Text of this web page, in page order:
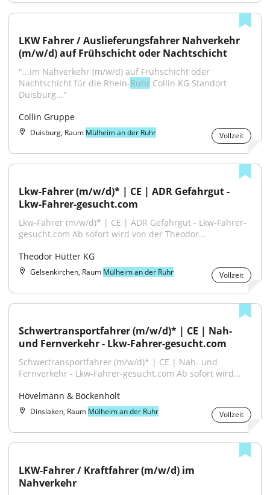
LKW Fahrer / Auslieferungsfahrer Nahverkehr
(m/w/d) auf Frühschicht oder Nachtschicht
"...im Nahverkehr (m/w/d) auf Frühschicht oder
Nachtschicht für die Rhein-Ruhr Collin KG Standort
Duisburg..."
Collin Gruppe
Duisburg, Raum Mülheim an der Ruhr Vollzeit
Lkw-Fahrer (m/w/d)* | CE | ADR Gefahrgut -
Lkw-Fahrer-gesucht.com
Lkw-Fahrer (m/w/d)* | CE | ADR Gefahrgut - Lkw-Fahrer-
gesucht.com Ab sofort wird von der Theodor...
Theodor Hütter KG
Gelsenkirchen, Raum Mülheim an der Ruhr Vollzeit
Schwertransportfahrer (m/w/d)* | CE | Nah-
und Fernverkehr - Lkw-Fahrer-gesucht.com
Schwertransportfahrer (m/w/d)* | CE | Nah- und
Fernverkehr - Lkw-Fahrer-gesucht.com Ab sofort wird...
Hövelmann & Böckenholt
Dinslaken, Raum Mülheim an der Ruhr Vollzeit
LKW-Fahrer / Kraftfahrer (m/w/d) im
Nahverkehr